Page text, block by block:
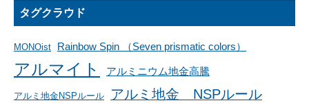
タグクラウド
MONOist Rainbow Spin （Seven prismatic colors）
アルマイト アルミニウム地金高騰
アルミ地金NSPルール アルミ地金 NSPルール